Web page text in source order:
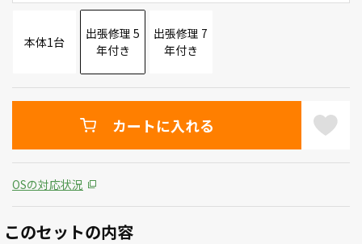
本体1台
出張修理 5
年付き
出張修理 7
年付き
カートに入れる
OSの対応状況
このセットの内容